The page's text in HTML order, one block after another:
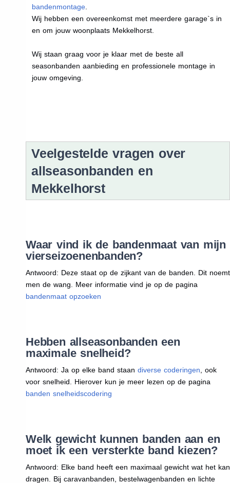
bandenmontage.
Wij hebben een overeenkomst met meerdere garage`s in
en om jouw woonplaats Mekkelhorst.
Wij staan graag voor je klaar met de beste all
seasonbanden aanbieding en professionele montage in
jouw omgeving.
Veelgestelde vragen over
allseasonbanden en
Mekkelhorst
Waar vind ik de bandenmaat van mijn
vierseizoenenbanden?
Antwoord: Deze staat op de zijkant van de banden. Dit noemt
men de wang. Meer informatie vind je op de pagina
bandenmaat opzoeken
Hebben allseasonbanden een
maximale snelheid?
Antwoord: Ja op elke band staan diverse coderingen , ook
voor snelheid. Hierover kun je meer lezen op de pagina
banden snelheidscodering
Welk gewicht kunnen banden aan en
moet ik een versterkte band kiezen?
Antwoord: Elke band heeft een maximaal gewicht wat het kan
dragen. Bij caravanbanden, bestelwagenbanden en lichte